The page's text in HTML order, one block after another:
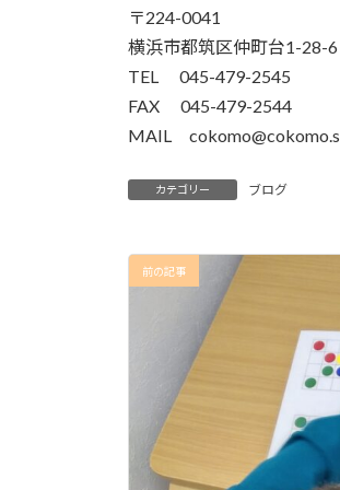
〒224-0041
横浜市都筑区仲町台1-28-
TEL 045-479-2545
FAX 045-479-2544
MAIL
カテゴリー ブログ
前の記事